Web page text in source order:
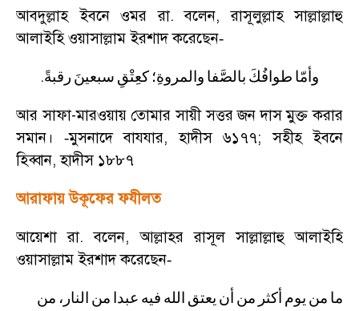
আবদুল্লাহ ইবনে ওমর রা. বলেন,রাসূলুল্লাহ সাল্লাল্লাহু
আলাইহি ওয়াসাল্লাম ইরশাদ করেছেন-
وأمّا طوافُكَ بالصَّفا والمروةِ؛ كعِتْقِ سبعينَ رقبةً.
আর সাফা-মারওয়ায় তোমার সায়ী সত্তর জন দাস মুক্ত করার
সমান। -মুসনাদে বাযযার,হাদীস ৬১৭৭;সহীহ ইবনে
হিব্বান,হাদীস ১৮৮৭
আরাফায় উকূফের ফযীলত
আয়েশা রা. বলেন,আল্লাহর রাসূল সাল্লাল্লাহু আলাইহি
ওয়াসাল্লাম ইরশাদ করেছেন-
ما من يوم أكثر من أن يعتق الله فيه عبدا من النار، من